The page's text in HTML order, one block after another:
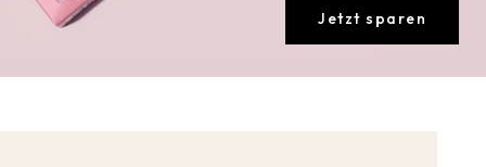
Jetzt sparen